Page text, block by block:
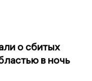
о сбитых
в ночь